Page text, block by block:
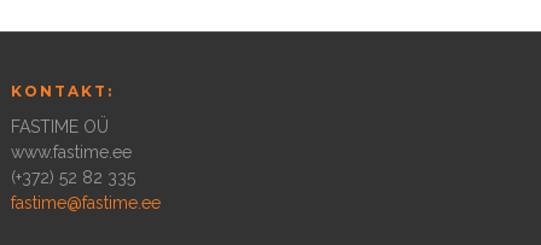
KONTAKT:
FASTIME OÜ
www.fastime.ee
(+372) 52 82 335
fastime@fastime.ee